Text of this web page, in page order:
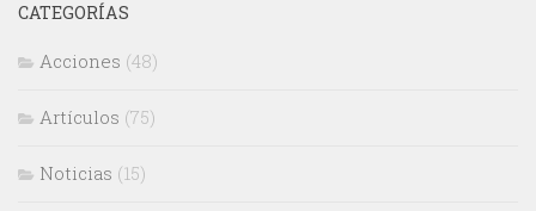
CATEGORÍAS
Acciones (48)
Artículos (75)
Noticias (15)